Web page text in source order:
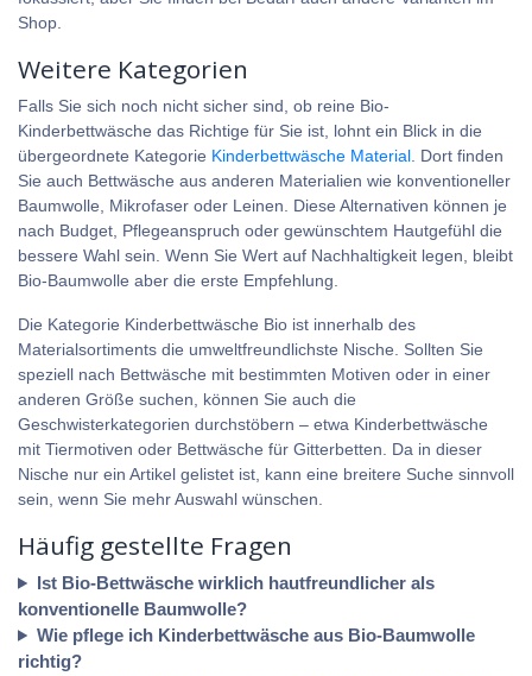
Shop.
Weitere Kategorien
Falls Sie sich noch nicht sicher sind, ob reine Bio-
Kinderbettwäsche das Richtige für Sie ist, lohnt ein Blick in die
übergeordnete Kategorie Kinderbettwäsche Material . Dort finden
Sie auch Bettwäsche aus anderen Materialien wie konventioneller
Baumwolle, Mikrofaser oder Leinen. Diese Alternativen können je
nach Budget, Pflegeanspruch oder gewünschtem Hautgefühl die
bessere Wahl sein. Wenn Sie Wert auf Nachhaltigkeit legen, bleibt
Bio-Baumwolle aber die erste Empfehlung.
Die Kategorie Kinderbettwäsche Bio ist innerhalb des
Materialsortiments die umweltfreundlichste Nische. Sollten Sie
speziell nach Bettwäsche mit bestimmten Motiven oder in einer
anderen Größe suchen, können Sie auch die
Geschwisterkategorien durchstöbern – etwa Kinderbettwäsche
mit Tiermotiven oder Bettwäsche für Gitterbetten. Da in dieser
Nische nur ein Artikel gelistet ist, kann eine breitere Suche sinnvoll
sein, wenn Sie mehr Auswahl wünschen.
Häufig gestellte Fragen
Ist Bio-Bettwäsche wirklich hautfreundlicher als
konventionelle Baumwolle?
Wie pflege ich Kinderbettwäsche aus Bio-Baumwolle
richtig?